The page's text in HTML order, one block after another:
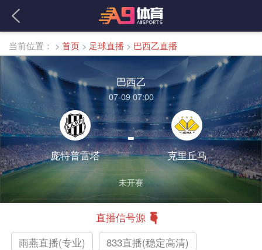
当前位置： > 首页 > 足球直播 > 巴西乙直播
巴西乙
07-09 07:00
庞特普雷塔
-
克里丘马
未开赛
直播信号源
雨燕直播(专业)
833直播(稳定高清)